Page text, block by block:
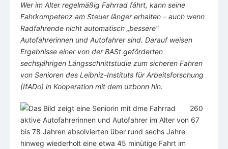
Wer im Alter regelmäßig Fahrrad fährt, kann seine
Fahrkompetenz am Steuer länger erhalten – auch wenn
Radfahrende nicht automatisch „bessere“
Autofahrerinnen und Autofahrer sind. Darauf weisen
Ergebnisse einer von der BASt geförderten
sechsjährigen Längsschnittstudie zum sicheren Fahren
von Senioren des Leibniz-Instituts für Arbeitsforschung
(IfADo) in Kooperation mit dem uzbonn hin.
260
aktive Autofahrerinnen und Autofahrer im Alter von 67
bis 78 Jahren absolvierten über rund sechs Jahre
hinweg wiederholt eine etwa 45 minütige Fahrt im